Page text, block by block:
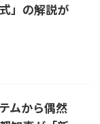
」の解説が
ムから偶然